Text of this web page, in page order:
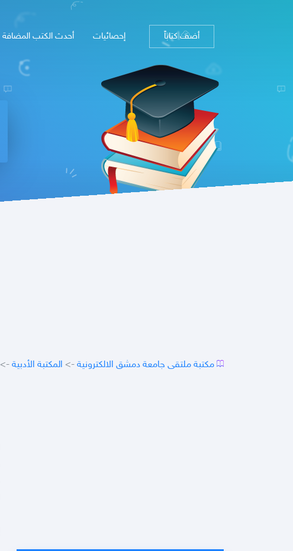
أحدث الكتب المضافة إحصائيات أضف كتاباً
مكتبة ملتقى جامعة دمشق الالكترونية -> المكتبة الأدبية ->